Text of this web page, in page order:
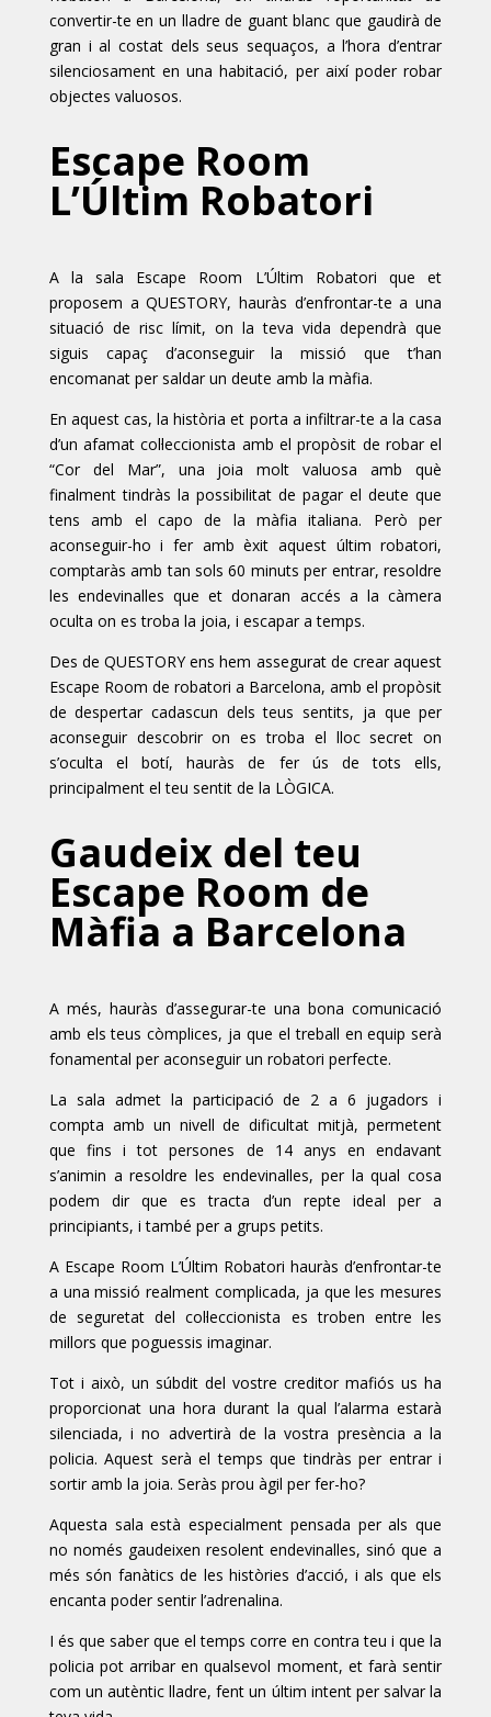
convertir-te en un lladre de guant blanc que gaudirà de
gran i al costat dels seus sequaços, a l’hora d’entrar
silenciosament en una habitació, per així poder robar
objectes valuosos.
Escape Room
L’Últim Robatori
A la sala Escape Room L’Últim Robatori que et
proposem a QUESTORY, hauràs d’enfrontar-te a una
situació de risc límit, on la teva vida dependrà que
siguis capaç d’aconseguir la missió que t’han
encomanat per saldar un deute amb la màfia.
En aquest cas, la història et porta a infiltrar-te a la casa
d’un afamat col·leccionista amb el propòsit de robar el
“Cor del Mar”, una joia molt valuosa amb què
finalment tindràs la possibilitat de pagar el deute que
tens amb el capo de la màfia italiana. Però per
aconseguir-ho i fer amb èxit aquest últim robatori,
comptaràs amb tan sols 60 minuts per entrar, resoldre
les endevinalles que et donaran accés a la càmera
oculta on es troba la joia, i escapar a temps.
Des de QUESTORY ens hem assegurat de crear aquest
Escape Room de robatori a Barcelona, ​​amb el propòsit
de despertar cadascun dels teus sentits, ja que per
aconseguir descobrir on es troba el lloc secret on
s’oculta el botí, hauràs de fer ús de tots ells,
principalment el teu sentit de la LÒGICA.
Gaudeix del teu
Escape Room de
Màfia a Barcelona
A més, hauràs d’assegurar-te una bona comunicació
amb els teus còmplices, ja que el treball en equip serà
fonamental per aconseguir un robatori perfecte.
La sala admet la participació de 2 a 6 jugadors i
compta amb un nivell de dificultat mitjà, permetent
que fins i tot persones de 14 anys en endavant
s’animin a resoldre les endevinalles, per la qual cosa
podem dir que es tracta d’un repte ideal per a
principiants, i també per a grups petits.
A Escape Room L’Últim Robatori hauràs d’enfrontar-te
a una missió realment complicada, ja que les mesures
de seguretat del col·leccionista es troben entre les
millors que poguessis imaginar.
Tot i això, un súbdit del vostre creditor mafiós us ha
proporcionat una hora durant la qual l’alarma estarà
silenciada, i no advertirà de la vostra presència a la
policia. Aquest serà el temps que tindràs per entrar i
sortir amb la joia. Seràs prou àgil per fer-ho?
Aquesta sala està especialment pensada per als que
no només gaudeixen resolent endevinalles, sinó que a
més són fanàtics de les històries d’acció, i als que els
encanta poder sentir l’adrenalina.
I és que saber que el temps corre en contra teu i que la
policia pot arribar en qualsevol moment, et farà sentir
com un autèntic lladre, fent un últim intent per salvar la